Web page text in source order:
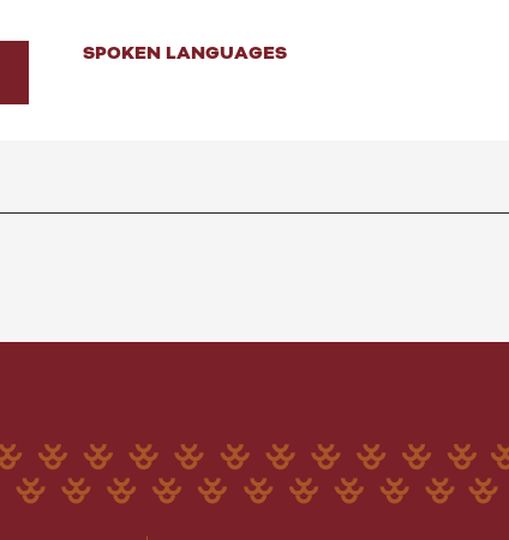
SPOKEN LANGUAGES
SPOKEN LANGUAGES